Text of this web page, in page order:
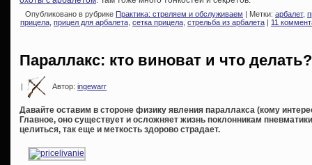
Опубликовано в рубрике Практика: стреляем и обслуживаем | Метки: арбалет,
прицела прицел для арбалета сетка прицела стрельба из арбалета | 11
Параллакс: кто виноват и что делать?
| Автор: ingewarr
Давайте оставим в стороне физику явления параллакса (кому
Главное, оно существует и осложняет жизнь поклонникам
целиться, так еще и меткость здорово страдает.